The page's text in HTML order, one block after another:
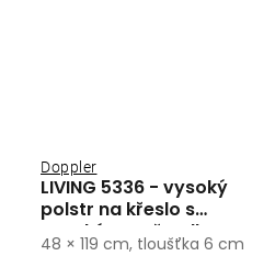
LIVING 5336 - vysoký
polstr na křeslo s
vysokým opěradlem
Doppler
48 × 119 cm, tloušťka 6 cm